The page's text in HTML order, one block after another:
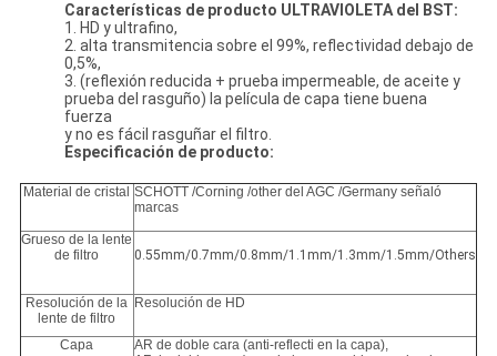
Características de producto ULTRAVIOLETA del BST:
1. HD y ultrafino,
2. alta transmitencia sobre el 99%, reflectividad debajo de
0,5%,
3. (reflexión reducida + prueba impermeable, de aceite y
prueba del rasguño) la película de capa tiene buena
fuerza
y no es fácil rasguñar el filtro.
Especificación de producto:
Material de cristal SCHOTT /Corning /other del AGC /Germany señaló
marcas
Grueso de la lente
de filtro
0.55mm/0.7mm/0.8mm/1.1mm/1.3mm/1.5mm/Others
Resolución de la
lente de filtro
Resolución de HD
Capa
AR de doble cara (anti-reflecti en la capa),